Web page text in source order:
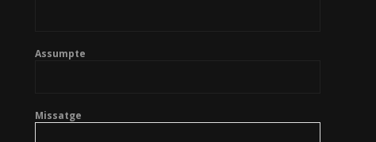
Assumpte
Missatge